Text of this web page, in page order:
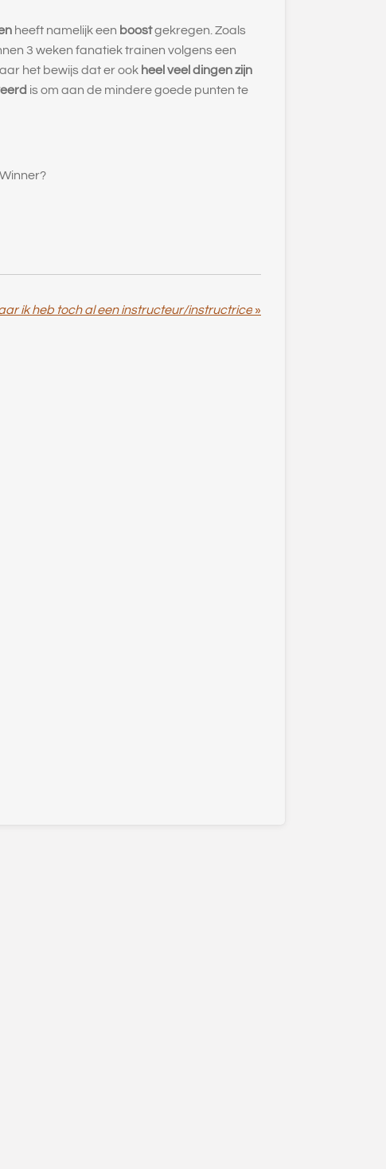
heeft namelijk een boostgekregen. Zoals
3 weken fanatiek trainen volgens een
het bewijs dat er ook heel veel dingen zijn
is om aan de mindere goede punten te
ik heb toch al een instructeur/instructrice »